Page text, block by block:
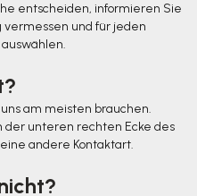
entscheiden, informieren Sie
vermessen und für jeden
am meisten brauchen.
der unteren rechten Ecke des
andere Kontaktart.